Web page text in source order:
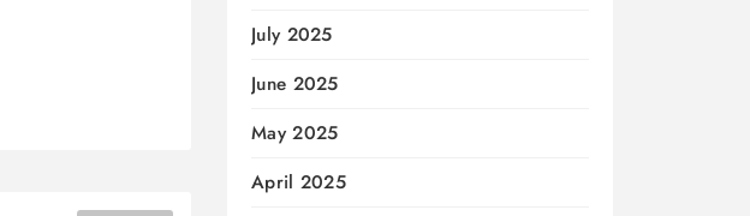
July 2025
June 2025
May 2025
April 2025